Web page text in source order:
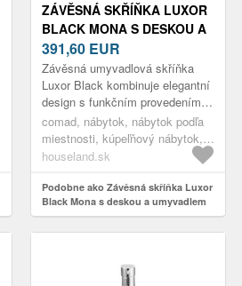
ZÁVĚSNÁ SKŘÍŇKA LUXOR
BLACK MONA S DESKOU A
UMYVADLEM 70 CM
ČERNÁ/DUB OLEJOVANÝ
391,60 EUR
Závěsná umyvadlová skříňka
Luxor Black kombinuje elegantní
design s funkčním provedením,
které skvěle zapadne do každé
koupelny. Skříňka je vyroben...
comad, nábytok, nábytok podľa
miestnosti, kúpeľňový nábytok,
umývadlové skrinky, skrinky s
houseland.sk
Podobne ako Závěsná skříňka Luxor
Black Mona s deskou a umyvadlem
70 cm černá/dub olejovaný